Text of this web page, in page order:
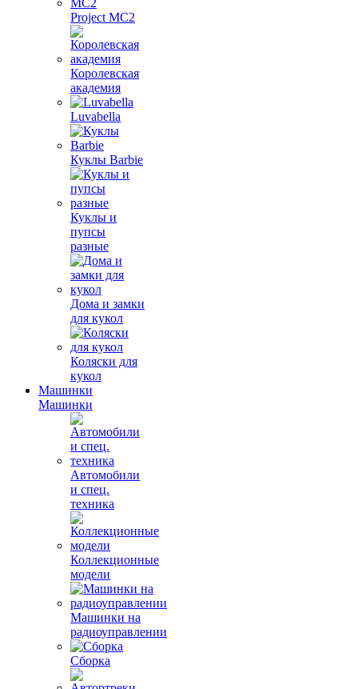
Project MС2
Королевская
академия
Luvabella
Куклы Barbie
Куклы и
пупсы
разные
Дома и замки
для кукол
Коляски для
кукол
Машинки
Машинки
Автомобили
и спец.
техника
Коллекционные
модели
Машинки на
радиоуправлении
Сборка